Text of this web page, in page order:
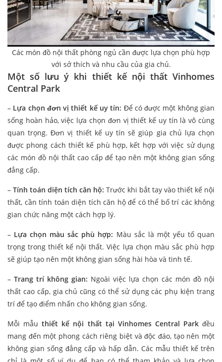
Các món đồ nội thất phòng ngủ cần được lựa chọn phù hợp
với sở thích và nhu cầu của gia chủ.
Một số lưu ý khi thiết kế nội thất Vinhomes
Central Park
– Lựa chọn đơn vị thiết kế uy tín: Để có được một không gian
sống hoàn hảo, việc lựa chọn đơn vị thiết kế uy tín là vô cùng
quan trọng. Đơn vị thiết kế uy tín sẽ giúp gia chủ lựa chọn
được phong cách thiết kế phù hợp, kết hợp với việc sử dụng
các món đồ nội thất cao cấp để tạo nên một không gian sống
đẳng cấp.
– Tính toán diện tích căn hộ: Trước khi bắt tay vào thiết kế nội
thất, cần tính toán diện tích căn hộ để có thể bố trí các không
gian chức năng một cách hợp lý.
– Lựa chọn màu sắc phù hợp: Màu sắc là một yếu tố quan
trọng trong thiết kế nội thất. Việc lựa chọn màu sắc phù hợp
sẽ giúp tạo nên một không gian sống hài hòa và tinh tế.
– Trang trí không gian: Ngoài việc lựa chọn các món đồ nội
thất cao cấp, gia chủ cũng có thể sử dụng các phụ kiện trang
trí để tạo điểm nhấn cho không gian sống.
Mỗi mẫu thiết kế nội thất tại Vinhomes Central Parkđều
mang đến một phong cách riêng biệt và độc đáo, tạo nên một
không gian sống đẳng cấp và hấp dẫn. Các mẫu thiết kế trên